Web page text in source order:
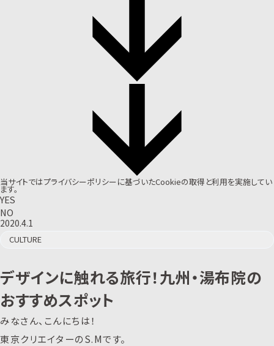
当サイトではプライバシーポリシーに基づいたCookieの取得と利用を実施してい
ます。
YES
NO
2020.4.1
CULTURE
デザインに触れる旅行！九州・湯布院の
おすすめスポット
みなさん、こんにちは！
東京クリエイターのS.Mです。